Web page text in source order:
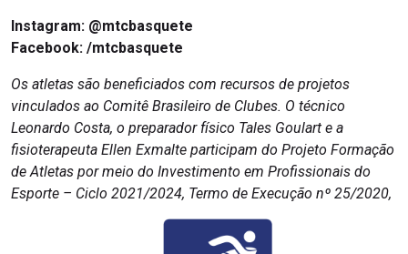
Instagram: @mtcbasquete
Facebook: /mtcbasquete
Os atletas são beneficiados com recursos de projetos
vinculados ao Comitê Brasileiro de Clubes. O técnico
Leonardo Costa, o preparador físico Tales Goulart e a
fisioterapeuta Ellen Exmalte participam do Projeto Formação
de Atletas por meio do Investimento em Profissionais do
Esporte – Ciclo 2021/2024, Termo de Execução nº 25/2020,